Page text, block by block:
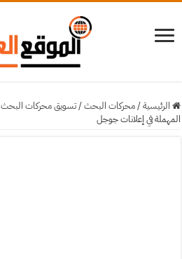
الرئيسية/محركات البحث/تسويق محركات البحث
المهملة في إعلانات جوجل